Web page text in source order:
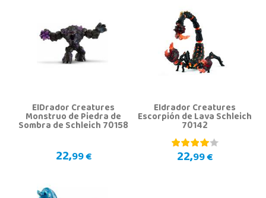
ElDrador Creatures
Monstruo de Piedra de
Sombra de Schleich 70158
22,99 €
Eldrador Creatures
Escorpión de Lava Schleich
70142
22,99 €